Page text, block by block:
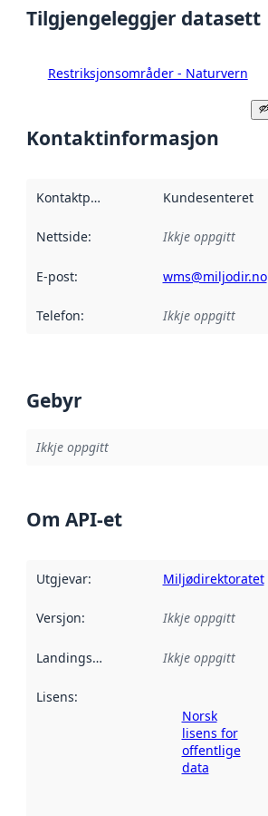
Tilgjengeleggjer datasett
Restriksjonsområder - Naturvern
Kontaktinformasjon
Kontaktpunkt Kundesenteret
Nettside: Ikkje oppgitt
E-post: wms@miljodir.no
Telefon: Ikkje oppgitt
Gebyr
Ikkje oppgitt
Om API-et
Utgjevar: Miljødirektoratet
Versjon: Ikkje oppgitt
Landingsside Ikkje oppgitt
Lisens:
Norsk
lisens for
offentlige
data